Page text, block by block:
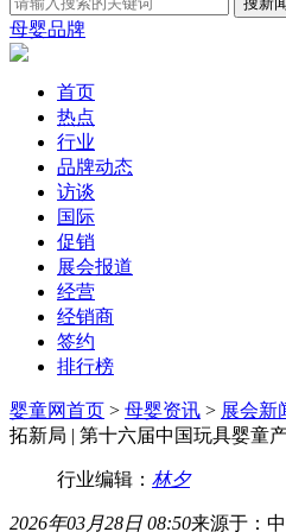
母婴品牌
首页
热点
行业
品牌动态
访谈
国际
促销
展会报道
经营
经销商
签约
排行榜
婴童网首页 > 母婴资讯 > 展会新
拓新局 | 第十六届中国玩具婴童
行业编辑： 林夕
2026年03月28日 08:50来源于：